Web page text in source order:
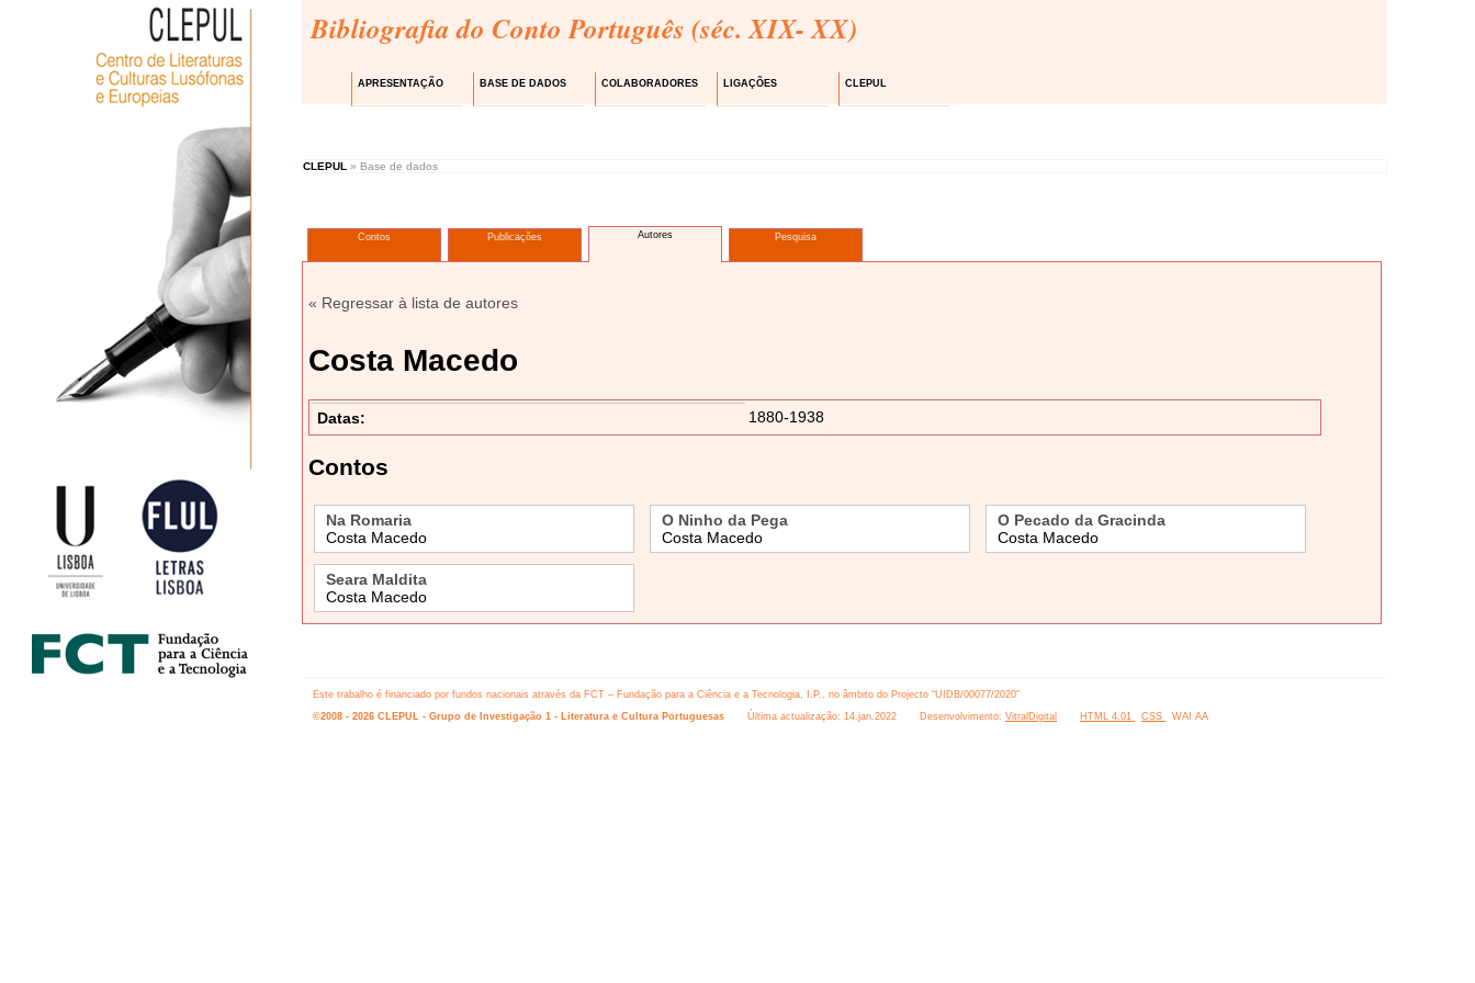
Bibliografia do Conto Português (séc. XIX- XX)
APRESENTAÇÃO BASE DE DADOS COLABORADORES LIGAÇÕES CLEPUL
CLEPUL » Base de dados
Contos Publicações Autores Pesquisa
« Regressar à lista de autores
Costa Macedo
Datas: 1880-1938
Contos
Na Romaria
Costa Macedo
O Ninho da Pega
Costa Macedo
O Pecado da Gracinda
Costa Macedo
Seara Maldita
Costa Macedo
Este trabalho é financiado por fundos nacionais através da FCT – Fundação para a Ciência e a Tecnologia, I.P., no âmbito do Projecto “UIDB/00077/2020”
©2008 - 2026 CLEPUL - Grupo de Investigação 1 - Literatura e Cultura Portuguesas
Última actualização: 14.jan.2022 Desenvolvimento: VitralDigital HTML 4.01 CSS WAI AA